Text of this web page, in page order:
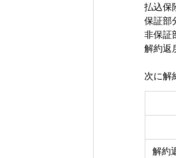
払込保
保証部
非保証
解約返
次に解
解約